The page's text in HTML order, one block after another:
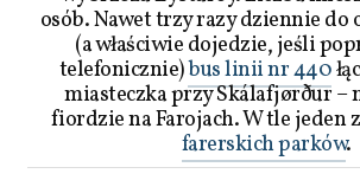
osób. Nawet trzy razy dziennie do
(a właściwie dojedzie, jeśli
telefonicznie)bus linii nr 440
miasteczka przy Skálafjørður –
fiordzie na Farojach. W tle jeden z
farerskich parków.